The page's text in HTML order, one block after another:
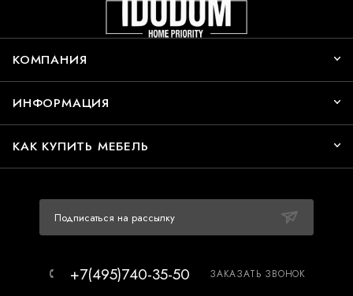
КОМПАНИЯ
ИНФОРМАЦИЯ
КАК КУПИТЬ МЕБЕЛЬ
Подписаться на рассылку
+7(495)740-35-50 ЗАКАЗАТЬ ЗВОНОК